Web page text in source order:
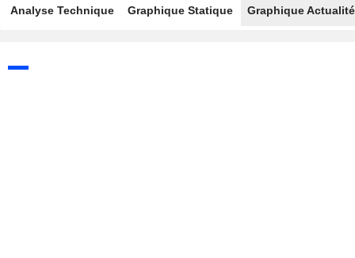
Analyse Technique Graphique Statique Graphique